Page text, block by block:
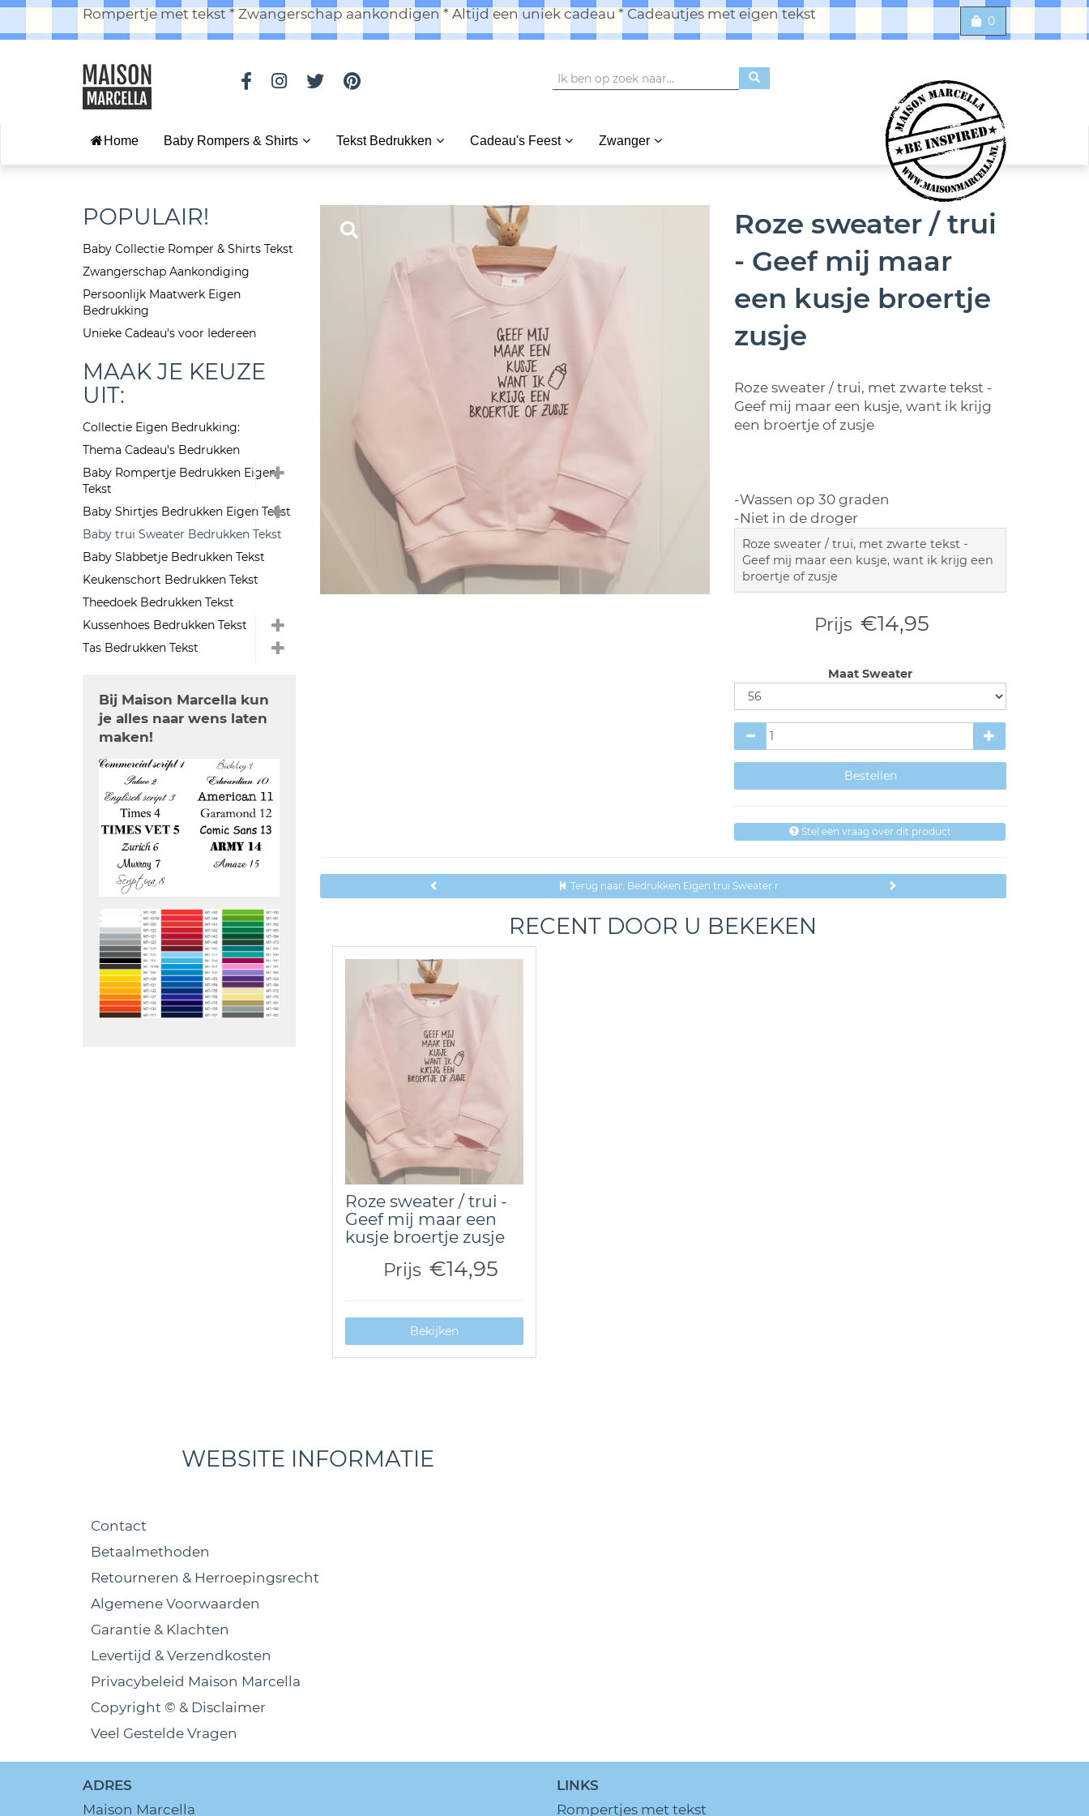
Rompertje met tekst * Zwangerschap aankondigen * Altijd een uniek cadeau * Cadeautjes met eigen tekst 0
Home Baby Rompers & Shirts Tekst Bedrukken Cadeau's Feest Zwanger
Roze sweater / trui
- Geef mij maar
een kusje broertje
zusje
Roze sweater / trui, met zwarte tekst -
Geef mij maar een kusje, want ik krijg
een broertje of zusje
-Wassen op 30 graden
-Niet in de droger
Roze sweater / trui, met zwarte tekst -
Geef mij maar een kusje, want ik krijg een
broertje of zusje
Prijs €14,95
Maat Sweater
Stel een vraag over dit product
Terug naar: Bedrukken Eigen trui Sweater met Tekst Kids
RECENT DOOR U BEKEKEN
Roze sweater / trui -
Geef mij maar een
kusje broertje zusje
Prijs €14,95
Bekijken
POPULAIR!
Baby Collectie Romper & Shirts Tekst
Zwangerschap Aankondiging
Persoonlijk Maatwerk Eigen
Bedrukking
Unieke Cadeau's voor Iedereen
MAAK JE KEUZE
UIT:
Collectie Eigen Bedrukking:
Thema Cadeau's Bedrukken
Baby Rompertje Bedrukken Eigen
Tekst
Baby Shirtjes Bedrukken Eigen Tekst
Baby trui Sweater Bedrukken Tekst
Baby Slabbetje Bedrukken Tekst
Keukenschort Bedrukken Tekst
Theedoek Bedrukken Tekst
Kussenhoes Bedrukken Tekst
Tas Bedrukken Tekst
Bij Maison Marcella kun
je alles naar wens laten
maken!
WEBSITE INFORMATIE
Contact
Betaalmethoden
Retourneren & Herroepingsrecht
Algemene Voorwaarden
Garantie & Klachten
Levertijd & Verzendkosten
Privacybeleid Maison Marcella
Copyright © & Disclaimer
Veel Gestelde Vragen
ADRES
Maison Marcella
LINKS
Rompertjes met tekst